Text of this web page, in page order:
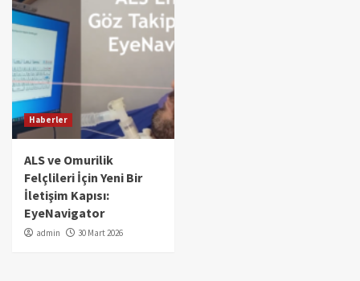
Haberler
ALS ve Omurilik
Felçlileri İçin Yeni Bir
İletişim Kapısı:
EyeNavigator
admin 30 Mart 2026